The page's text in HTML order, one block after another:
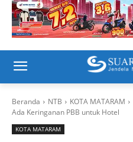
Beranda NTB KOTA MATARAM
Ada Keringanan PBB untuk Hotel
KOTA MATARAM